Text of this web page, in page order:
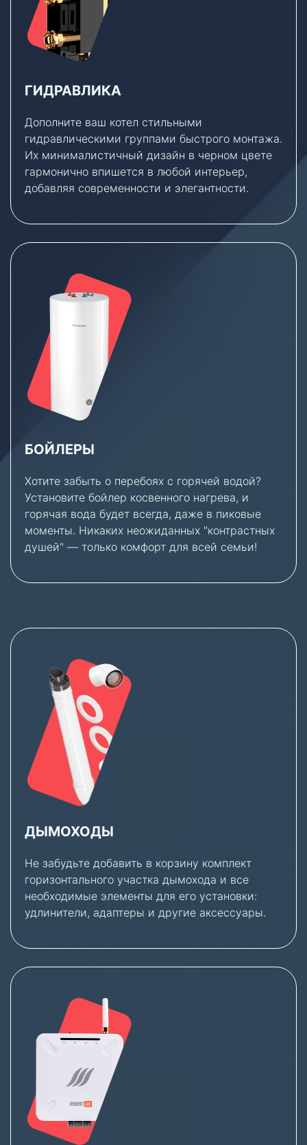
ГИДРАВЛИКА
Дополните ваш котел стильными
гидравлическими группами быстрого монтажа.
Их минималистичный дизайн в черном цвете
гармонично впишется в любой интерьер,
добавляя современности и элегантности.
БОЙЛЕРЫ
Хотите забыть о перебоях с горячей водой?
Установите бойлер косвенного нагрева, и
горячая вода будет всегда, даже в пиковые
моменты. Никаких неожиданных "контрастных
душей" — только комфорт для всей семьи!
ДЫМОХОДЫ
Не забудьте добавить в корзину комплект
горизонтального участка дымохода и все
необходимые элементы для его установки:
удлинители, адаптеры и другие аксессуары.